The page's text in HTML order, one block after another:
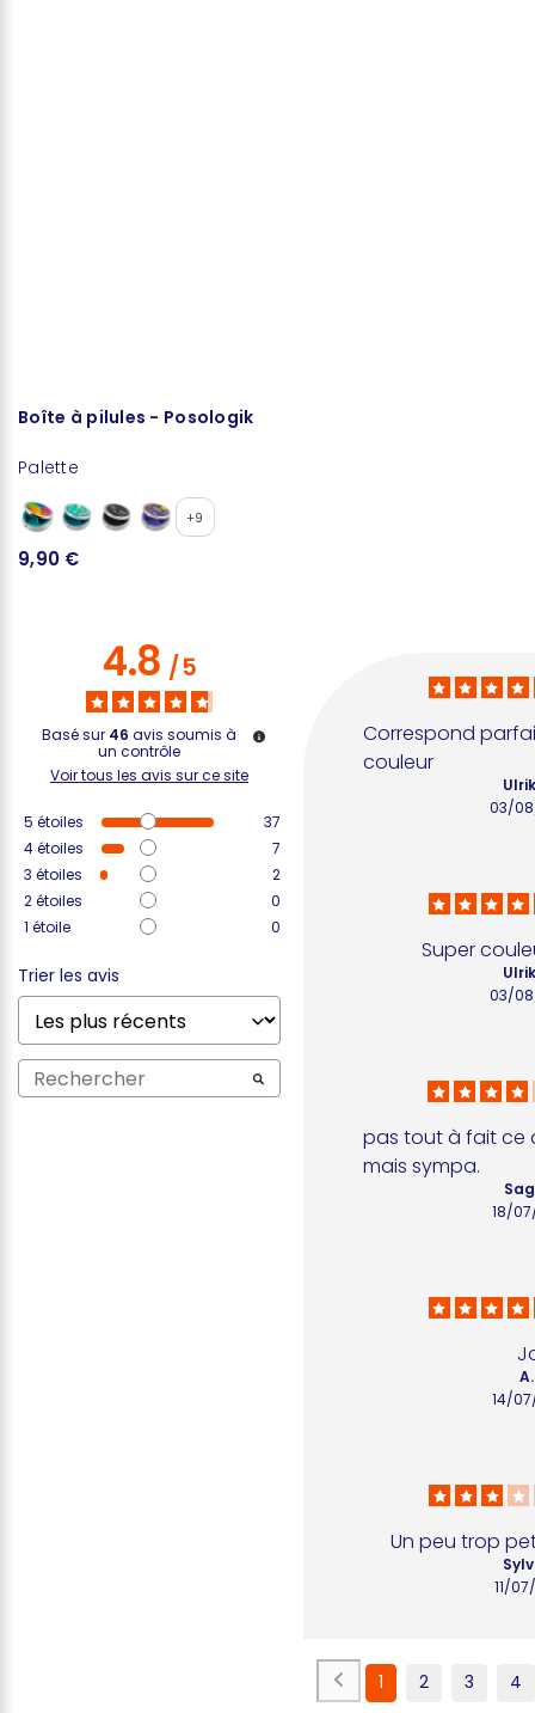
Boîte à pilules - Posologik
Palette
+9
9,90 €
4.8/5
Basé sur 46 avis soumis à
un contrôle
Voir tous les avis sur ce site
5 étoiles
37
4étoiles
7
3 étoiles
2
2étoiles
0
1 étoile 0
Trier les avis
Correspond
couleur
03/
Super
03/
pas tout à fait ce
mais sympa.
18/
14/
Un peu trop
11/
1 2 3 4